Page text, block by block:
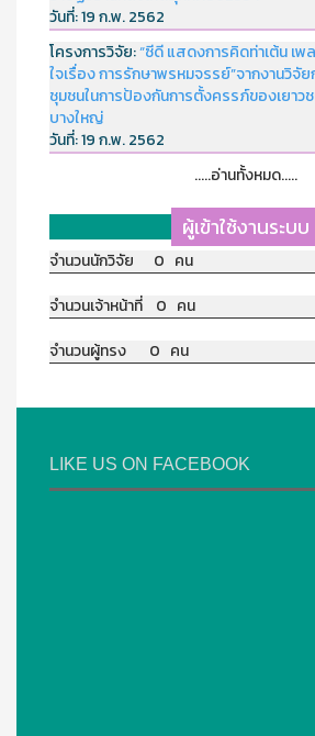
วันที่:19 ก.พ. 2562
โครงการวิจัย:“ซีดี แสดงการคิดท่าเต้น เพ
ใจเรื่อง การรักษาพรหมจรรย์”จากงานวิจั
ชุมชนในการป้องกันการตั้งครรภ์ของเยาว
บางใหญ่
วันที่:19 ก.พ. 2562
.....อ่านทั้งหมด.....
ผู้เข้าใช้งานระบบ
จำนวนนักวิจัย 0 คน
จำนวนเจ้าหน้าที่ 0 คน
จำนวนผู้ทรง 0 คน
LIKE US ON FACEBOOK